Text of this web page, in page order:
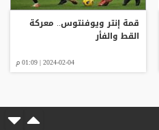
قمة إنتر ويوفنتوس.. معركة
القط والفأر
2024-02-04 | 01:09 م